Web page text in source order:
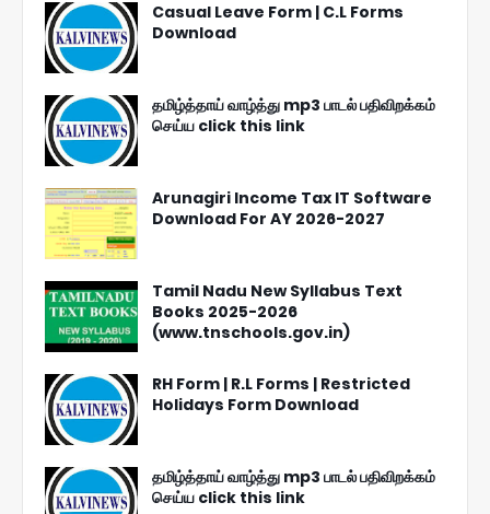
Casual Leave Form | C.L Forms
Download
தமிழ்த்தாய் வாழ்த்து mp3 பாடல் பதிவிறக்கம்
செய்ய click this link
Arunagiri Income Tax IT Software
Download For AY 2026-2027
Tamil Nadu New Syllabus Text
Books 2025-2026
(www.tnschools.gov.in)
RH Form | R.L Forms | Restricted
Holidays Form Download
தமிழ்த்தாய் வாழ்த்து mp3 பாடல் பதிவிறக்கம்
செய்ய click this link